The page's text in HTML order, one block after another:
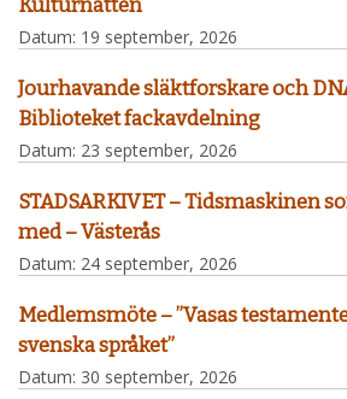
Kulturnatten
Datum: 19 september, 2026
Jourhavande släktforskare och
Biblioteket fackavdelning
Datum: 23 september, 2026
STADSARKIVET – Tidsmaskinen
med – Västerås
Datum: 24 september, 2026
Medlemsmöte – ”Vasas
svenska språket”
Datum: 30 september, 2026